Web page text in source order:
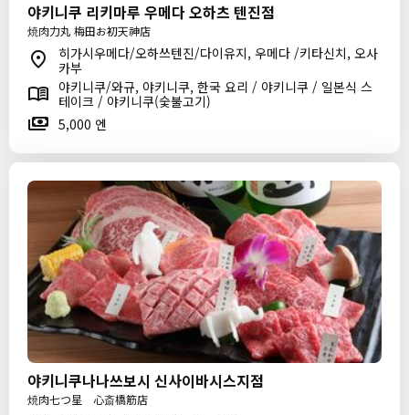
야키니쿠 리키마루 우메다 오하츠 텐진점
焼肉力丸 梅田お初天神店
히가시우메다/오하쓰텐진/다이유지, 우메다 /키타신치, 오사
카부
야키니쿠/와규, 야키니쿠, 한국 요리 / 야키니쿠 / 일본식 스
테이크 / 야키니쿠(숯불고기)
5,000 엔
야키니쿠나나쓰보시 신사이바시스지점
焼肉七つ星 心斎橋筋店